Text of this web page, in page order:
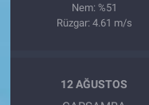
Nem: %51
Rüzgar: 4.61 m/s
12 AĞUSTOS